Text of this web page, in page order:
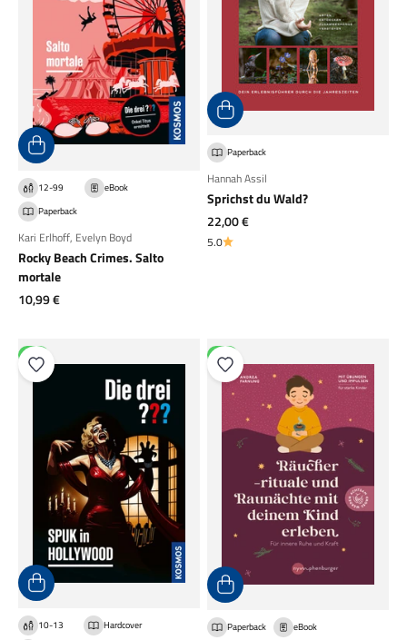
12-99
eBook
Paperback
Kari Erlhoff, Evelyn Boyd
Rocky Beach Crimes. Salto
mortale
Angebot
10,99 €
Paperback
Hannah Assil
Sprichst du Wald?
Angebot
22,00 €
5.0
NEU
10-13
Hardcover
NEU
Paperback eBook